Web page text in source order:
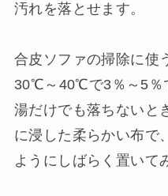
汚れを落とせます。
合皮ソファの掃除に使
30℃～40℃で3％～5％
湯だけでも落ちないと
に浸した柔らかい布で
ようにしばらく置いて